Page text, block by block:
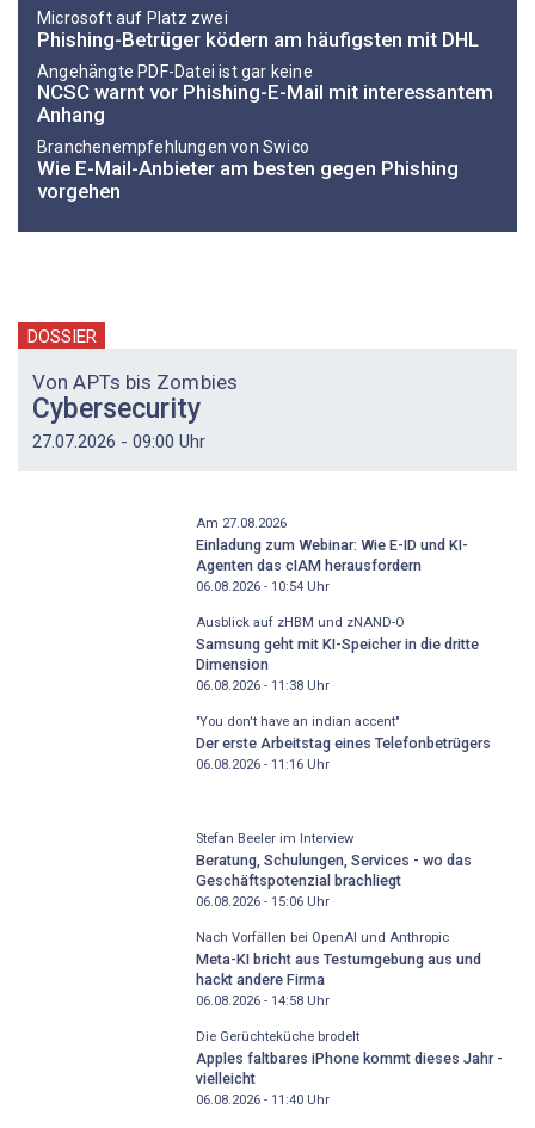
Microsoft auf Platz zwei
Phishing-Betrüger ködern am häufigsten mit DHL
Angehängte PDF-Datei ist gar keine
NCSC warnt vor Phishing-E-Mail mit interessantem
Anhang
Branchenempfehlungen von Swico
Wie E-Mail-Anbieter am besten gegen Phishing
vorgehen
DOSSIER
Von APTs bis Zombies
Cybersecurity
27.07.2026 - 09:00 Uhr
Am 27.08.2026
Einladung zum Webinar: Wie E-ID und KI-
Agenten das cIAM herausfordern
06.08.2026 - 10:54Uhr
Ausblick auf zHBM und zNAND-O
Samsung geht mit KI-Speicher in die dritte
Dimension
06.08.2026 - 11:38Uhr
"You don't have an indian accent"
Der erste Arbeitstag eines Telefonbetrügers
06.08.2026 - 11:16Uhr
Stefan Beeler im Interview
Beratung, Schulungen, Services - wo das
Geschäftspotenzial brachliegt
06.08.2026 - 15:06Uhr
Nach Vorfällen bei OpenAI und Anthropic
Meta-KI bricht aus Testumgebung aus und
hackt andere Firma
06.08.2026 - 14:58Uhr
Die Gerüchteküche brodelt
Apples faltbares iPhone kommt dieses Jahr -
vielleicht
06.08.2026 - 11:40Uhr